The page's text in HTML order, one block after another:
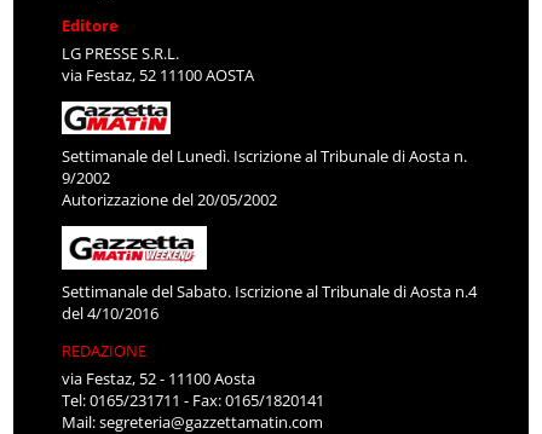
Editore
LG PRESSE S.R.L.
via Festaz, 52 11100 AOSTA
Settimanale del Lunedì. Iscrizione al Tribunale di Aosta n.
9/2002
Autorizzazione del 20/05/2002
Settimanale del Sabato. Iscrizione al Tribunale di Aosta n.4
del 4/10/2016
REDAZIONE
via Festaz, 52 - 11100 Aosta
Tel: 0165/231711 - Fax: 0165/1820141
Mail:segreteria@gazzettamatin.com